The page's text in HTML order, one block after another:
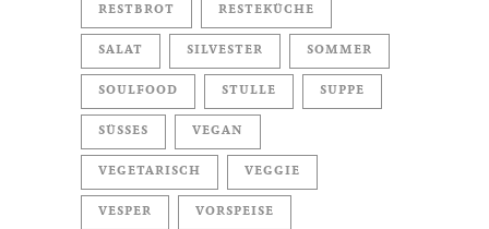
RESTBROT RESTEKÜCHE
SALAT SILVESTER SOMMER
SOULFOOD STULLE SUPPE
SÜSSES VEGAN
VEGETARISCH VEGGIE
VESPER VORSPEISE